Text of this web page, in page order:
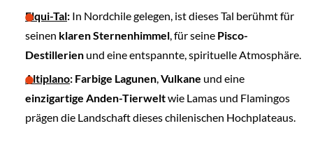
Elqui-Tal: In Nordchile gelegen, ist dieses Tal berühmt für
seinen klaren Sternenhimmel, für seine Pisco-
Destillerien und eine entspannte, spirituelle Atmosphäre.
Altiplano: Farbige Lagunen,Vulkane und eine
einzigartige Anden-Tierweltwie Lamas und Flamingos
prägen die Landschaft dieses chilenischen Hochplateaus.